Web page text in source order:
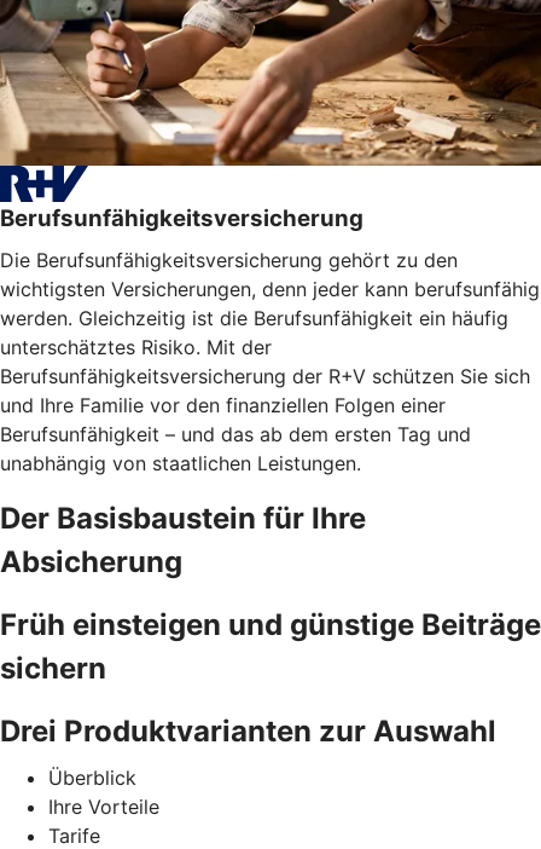
Berufsunfähigkeitsversicherung
Die Berufsunfähigkeitsversicherung gehört zu den
wichtigsten Versicherungen, denn jeder kann berufsunfähig
werden. Gleichzeitig ist die Berufsunfähigkeit ein häufig
unterschätztes Risiko. Mit der
Berufsunfähigkeitsversicherung der R+V schützen Sie sich
und Ihre Familie vor den finanziellen Folgen einer
Berufsunfähigkeit – und das ab dem ersten Tag und
unabhängig von staatlichen Leistungen.
Der Basisbaustein für Ihre
Absicherung
Früh einsteigen und günstige Beiträge
sichern
Drei Produktvarianten zur Auswahl
Überblick
Ihre Vorteile
Tarife